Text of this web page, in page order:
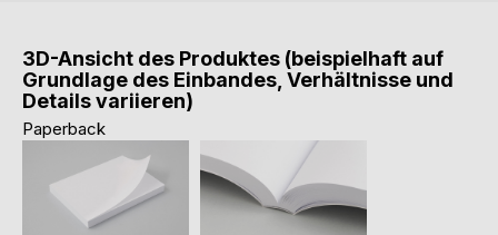
3D-Ansicht des Produktes (beispielhaft auf
Grundlage des Einbandes, Verhältnisse und
Details variieren)
Paperback